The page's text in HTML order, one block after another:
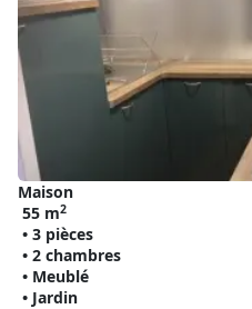
Maison
55 m2
• 3 pièces
• 2 chambres
• Meublé
• Jardin